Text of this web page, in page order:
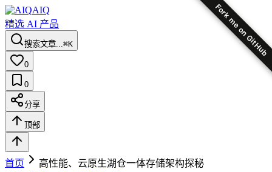
Fork me on GitHub
AIQ
精选 AI 产品
搜索文章...⌘K
0
0
分享
顶部
首页
高性能、云原生湖仓一体存储架构探秘